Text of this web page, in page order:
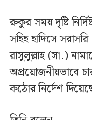
রুকুর সময় দৃষ্টি
সহিহ হাদিসে
রাসুলুল্লাহ (সা.)
অপ্রয়োজনীয়ভাবে
কঠোর নির্দেশ